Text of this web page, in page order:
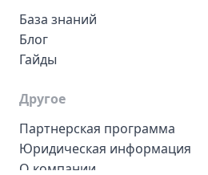
База знаний
Блог
Гайды
Другое
Партнерская программа
Юридическая информация
О компании